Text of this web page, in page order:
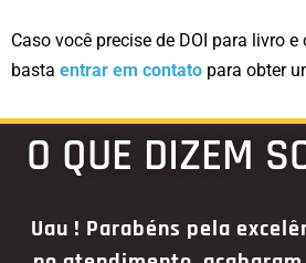
Caso você precise de DOI para livro
basta entrar em contato para obter
O QUE DIZEM
Uau ! Parabéns pela